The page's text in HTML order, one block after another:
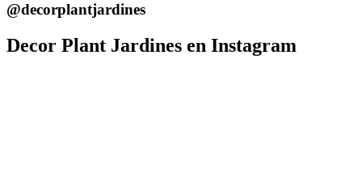
@decorplantjardines
Decor Plant Jardines en Instagram